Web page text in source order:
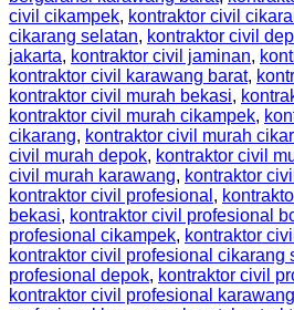
civil cikampek, kontraktor civil
cikarang selatan, kontraktor civil
jakarta, kontraktor civil jaminan,
kontraktor civil karawang barat,
kontraktor civil murah bekasi,
kontraktor civil murah cikampek,
cikarang, kontraktor civil murah
civil murah depok, kontraktor civil
civil murah karawang, kontraktor
kontraktor civil profesional ,
bekasi, kontraktor civil profesional
profesional cikampek, kontraktor
kontraktor civil profesional cikarang
profesional depok, kontraktor civil
kontraktor civil profesional karawang